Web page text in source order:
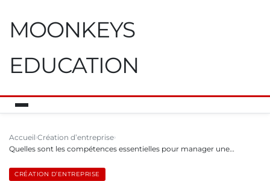
MOONKEYS
EDUCATION
Accueil Création d’entreprise
Quelles sont les compétences essentielles pour manager une…
CRÉATION D’ENTREPRISE